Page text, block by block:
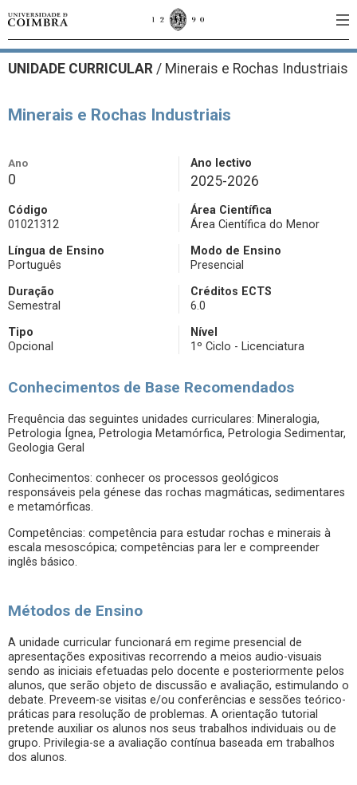
UNIDADE CURRICULAR / Minerais e Rochas Industriais
Minerais e Rochas Industriais
Ano
0
Ano lectivo
2025-2026
Código
01021312
Área Científica
Área Científica do Menor
Língua de Ensino
Português
Modo de Ensino
Presencial
Duração
Semestral
Créditos ECTS
6.0
Tipo
Opcional
Nível
1º Ciclo - Licenciatura
Conhecimentos de Base Recomendados
Frequência das seguintes unidades curriculares: Mineralogia,
Petrologia Ígnea, Petrologia Metamórfica, Petrologia Sedimentar,
Geologia Geral
Conhecimentos: conhecer os processos geológicos
responsáveis pela génese das rochas magmáticas, sedimentares
e metamórficas.
Competências: competência para estudar rochas e minerais à
escala mesoscópica; competências para ler e compreender
inglês básico.
Métodos de Ensino
A unidade curricular funcionará em regime presencial de
apresentações expositivas recorrendo a meios audio-visuais
sendo as iniciais efetuadas pelo docente e posteriormente pelos
alunos, que serão objeto de discussão e avaliação, estimulando o
debate. Preveem-se visitas e/ou conferências e sessões teórico-
práticas para resolução de problemas. A orientação tutorial
pretende auxiliar os alunos nos seus trabalhos individuais ou de
grupo. Privilegia-se a avaliação contínua baseada em trabalhos
dos alunos.